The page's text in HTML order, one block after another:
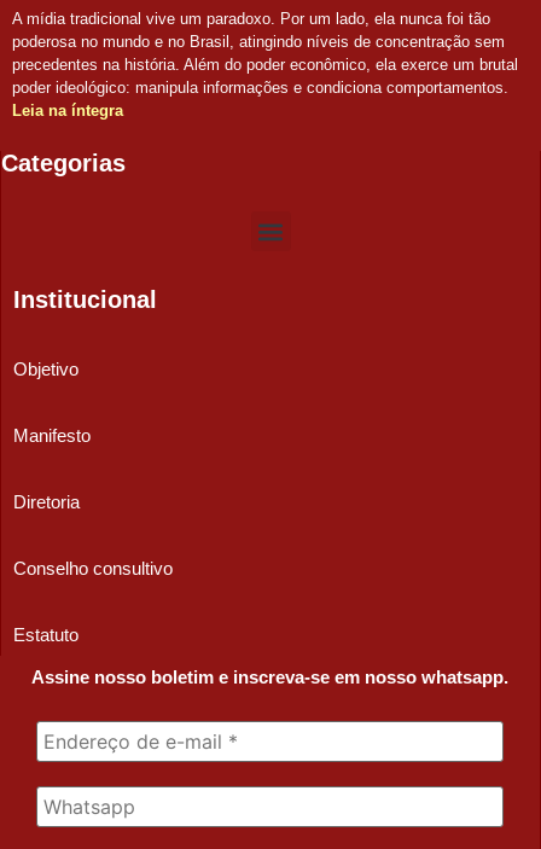
A mídia tradicional vive um paradoxo. Por um lado, ela nunca foi tão
poderosa no mundo e no Brasil, atingindo níveis de concentração sem
precedentes na história. Além do poder econômico, ela exerce um brutal
poder ideológico: manipula informações e condiciona comportamentos.
Leia na íntegra
Categorias
Institucional
Objetivo
Manifesto
Diretoria
Conselho consultivo
Estatuto
Assine nosso boletim e inscreva-se em nosso whatsapp.